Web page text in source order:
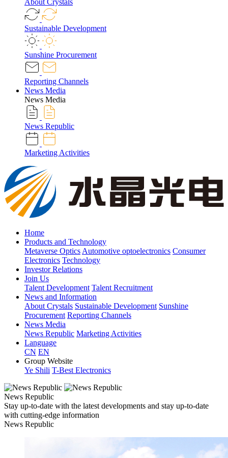
Sustainable Development
Sunshine Procurement
Reporting Channels
News Media
News Media
News Republic
Marketing Activities
Home
Products and Technology
Metaverse Optics Automotive optoelectronics Consumer
Electronics Technology
Investor Relations
Join Us
Talent Development Talent Recruitment
News and Information
About Crystals Sustainable Development Sunshine
Procurement Reporting Channels
News Media
News Republic Marketing Activities
Language
CN EN
Group Website
Ye Shili T-Best Electronics
News Republic
Stay up-to-date with the latest developments and stay up-to-date
with cutting-edge information
News Republic